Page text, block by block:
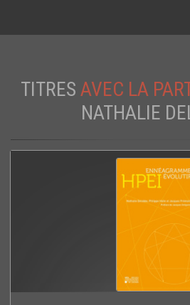
TITRES AVEC LA
NATHALIE